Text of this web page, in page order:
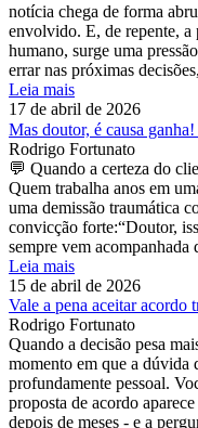
notícia chega de forma
envolvido. E, de repente,
humano, surge uma
errar nas próximas
Leia mais
17 de abril de 2026
Mas doutor, é causa
Rodrigo Fortunato
💬 Quando a certeza do
Quem trabalha anos em
uma demissão traumática
convicção forte:“Doutor,
sempre vem acompanhada
Leia mais
15 de abril de 2026
Vale a pena aceitar acordo
Rodrigo Fortunato
Quando a decisão pesa
momento em que a dúvida
profundamente pessoal.
proposta de acordo
depois de meses - e a